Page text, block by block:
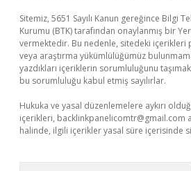
Sitemiz, 5651 Sayılı Kanun gereğince Bilgi
Kurumu (BTK) tarafından onaylanmış bir
vermektedir. Bu nedenle, sitedeki
veya araştırma yükümlülüğümüz
yazdıkları içeriklerin sorumluluğunu
bu sorumluluğu kabul etmiş sayılırlar.
Hukuka ve yasal düzenlemelere aykırı
içerikleri, backlinkpanelicomtr@gmail.com
halinde, ilgili içerikler yasal süre içerisinde